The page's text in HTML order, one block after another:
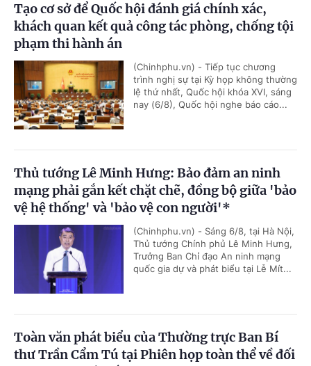
Tạo cơ sở để Quốc hội đánh giá chính xác,
khách quan kết quả công tác phòng, chống tội
phạm thi hành án
(Chinhphu.vn) - Tiếp tục chương
trình nghị sự tại Kỳ họp không thường
lệ thứ nhất, Quốc hội khóa XVI, sáng
nay (6/8), Quốc hội nghe báo cáo...
Thủ tướng Lê Minh Hưng: Bảo đảm an ninh
mạng phải gắn kết chặt chẽ, đồng bộ giữa 'bảo
vệ hệ thống' và 'bảo vệ con người'*
(Chinhphu.vn) - Sáng 6/8, tại Hà Nội,
Thủ tướng Chính phủ Lê Minh Hưng,
Trưởng Ban Chỉ đạo An ninh mạng
quốc gia dự và phát biểu tại Lễ Mít...
Toàn văn phát biểu của Thường trực Ban Bí
thư Trần Cẩm Tú tại Phiên họp toàn thể về đối